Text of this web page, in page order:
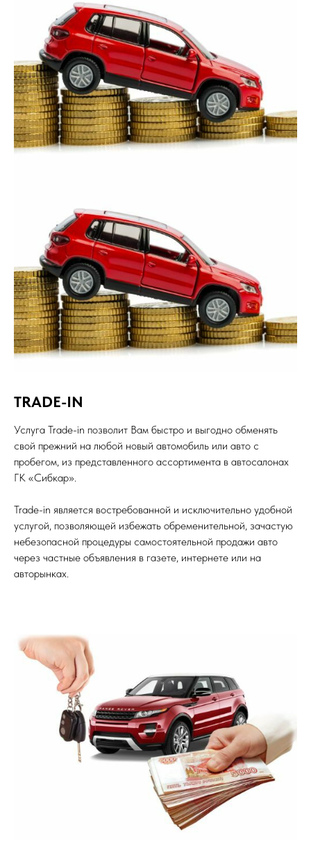
TRADE-IN
Услуга Trade-in позволит Вам быстро и выгодно обменять
свой прежний на любой новый автомобиль или авто с
пробегом, из представленного ассортимента в автосалонах
ГК «Сибкар».
Trade-in является востребованной и исключительно удобной
услугой, позволяющей избежать обременительной, зачастую
небезопасной процедуры самостоятельной продажи авто
через частные объявления в газете, интернете или на
авторынках.